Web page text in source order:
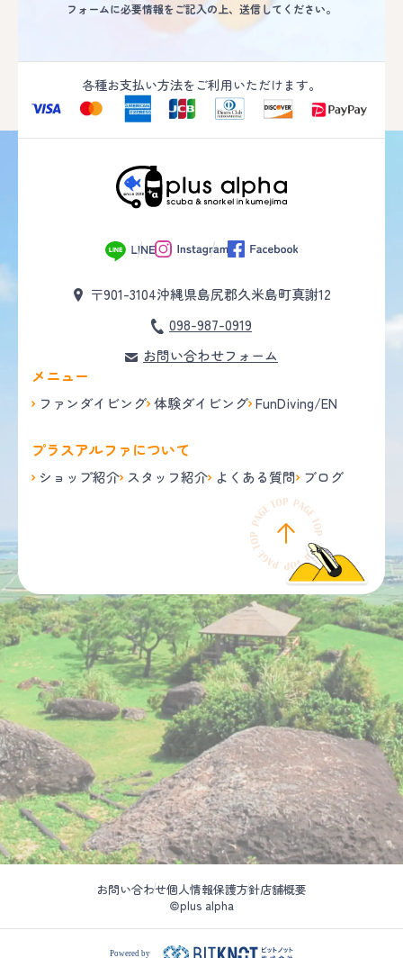
フォームに必要情報をご記入の上、送信してください。
各種お支払い方法をご利用いただけます。
〒901-3104沖縄県島尻郡久米島町真謝12
098-987-0919
お問い合わせフォーム
メニュー
ファンダイビング 体験ダイビング FunDiving/EN
プラスアルファについて
ショップ紹介 スタッフ紹介 よくある質問 ブログ
お問い合わせ個人情報保護方針店舗概要
©plus alpha